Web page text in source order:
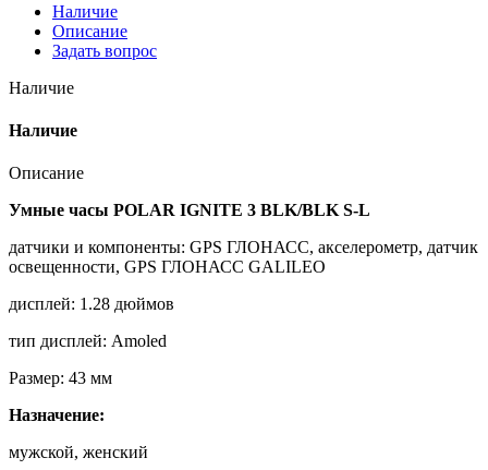
Наличие
Описание
Задать вопрос
Наличие
Наличие
Описание
Умные часы POLAR IGNITE 3 BLK/BLK S-L
датчики и компоненты: GPS ГЛОНАСС, акселерометр, датчик
освещенности, GPS ГЛОНАСС GALILEO
дисплей: 1.28 дюймов
тип дисплей: Amoled
Размер: 43 мм
Назначение:
мужской, женский